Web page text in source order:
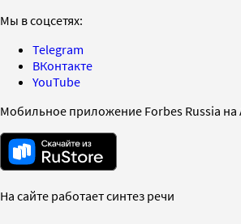
Мы в соцсетях:
Telegram
ВКонтакте
YouTube
Мобильное приложение Forbes Russia на
На сайте работает синтез речи